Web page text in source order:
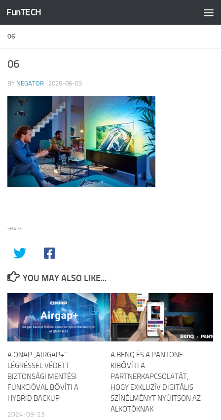
Skip to content
FunTECH
06
06
BY NEGATOR · 2020-06-03
SHARE
YOU MAY ALSO LIKE...
A QNAP „AIRGAP+”
LÉGRÉSSEL VÉDETT
BIZTONSÁGI MENTÉSI
FUNKCIÓVAL BŐVÍTI A
HYBRID BACKUP
2024-09-23
A BENQ ÉS A PANTONE
KIBŐVÍTI A
PARTNERKAPCSOLATÁT,
HOGY EXKLUZÍV DIGITÁLIS
SZÍNÉLMÉNYT NYÚJTSON AZ
ALKOTÓKNAK